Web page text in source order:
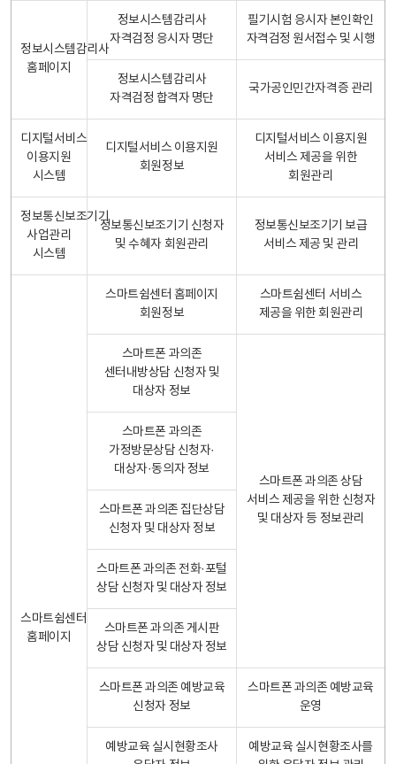
정보시스템감리사
홈페이지
정보시스템감리사
자격검정 응시자 명단
필기시험 응시자 본인확인
자격검정 원서접수 및 시행
정보시스템감리사
자격검정 합격자 명단
국가공인민간자격증 관리
디지털서비스
이용지원
시스템
디지털서비스 이용지원
회원정보
디지털서비스 이용지원
서비스 제공을 위한
회원관리
정보통신보조기기
사업관리
시스템
정보통신보조기기 신청자
및 수혜자 회원관리
정보통신보조기기 보급
서비스 제공 및 관리
스마트쉼센터
홈페이지
스마트쉼센터 홈페이지
회원정보
스마트쉼센터 서비스
제공을 위한 회원관리
스마트폰 과의존
센터내방상담 신청자 및
대상자 정보
스마트폰 과의존 상담
서비스 제공을 위한 신청자
및 대상자 등 정보관리
스마트폰 과의존
가정방문상담 신청자·
대상자·동의자 정보
스마트폰 과의존 집단상담
신청자 및 대상자 정보
스마트폰 과의존 전화·포털
상담 신청자 및 대상자 정보
스마트폰 과의존 게시판
상담 신청자 및 대상자 정보
스마트폰 과의존 예방교육
신청자 정보
스마트폰 과의존 예방교육
운영
예방교육 실시현황조사
예방교육 실시현황조사를